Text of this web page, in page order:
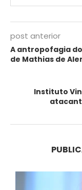
post anterior
A antropofagia
de Mathias de
Instituto